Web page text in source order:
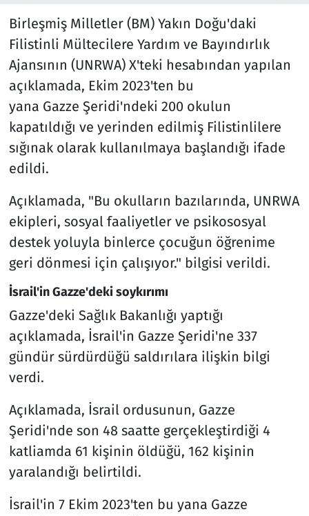
Birleşmiş Milletler (BM) Yakın Doğu'daki
Filistinli Mültecilere Yardım ve Bayındırlık
Ajansının (UNRWA) X'teki hesabından yapılan
açıklamada, Ekim 2023'ten bu
yana Gazze Şeridi'ndeki 200 okulun
kapatıldığı ve yerinden edilmiş Filistinlilere
sığınak olarak kullanılmaya başlandığı ifade
edildi.
Açıklamada, "Bu okulların bazılarında, UNRWA
ekipleri, sosyal faaliyetler ve psikososyal
destek yoluyla binlerce çocuğun öğrenime
geri dönmesi için çalışıyor." bilgisi verildi.
İsrail'in Gazze'deki soykırımı
Gazze'deki Sağlık Bakanlığı yaptığı
açıklamada, İsrail'in Gazze Şeridi'ne 337
gündür sürdürdüğü saldırılara ilişkin bilgi
verdi.
Açıklamada, İsrail ordusunun, Gazze
Şeridi'nde son 48 saatte gerçekleştirdiği 4
katliamda 61 kişinin öldüğü, 162 kişinin
yaralandığı belirtildi.
İsrail'in 7 Ekim 2023'ten bu yana Gazze
Spor
Teknoloji ve Bilim
Televizyon